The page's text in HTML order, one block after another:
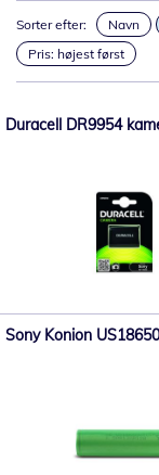
Sorter efter: Navn
Pris: højest først
Duracell DR9954
Sony Konion